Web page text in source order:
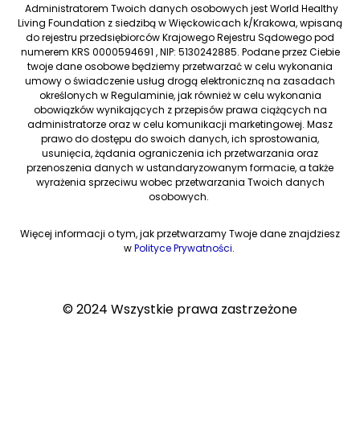
Administratorem Twoich danych osobowych jest World Healthy
Living Foundation z siedzibą w Więckowicach k/Krakowa, wpisaną
do rejestru przedsiębiorców Krajowego Rejestru Sądowego pod
numerem KRS 0000594691 , NIP: 5130242885. Podane przez Ciebie
twoje dane osobowe będziemy przetwarzać w celu wykonania
umowy o świadczenie usług drogą elektroniczną na zasadach
określonych w Regulaminie, jak również w celu wykonania
obowiązków wynikających z przepisów prawa ciążących na
administratorze oraz w celu komunikacji marketingowej. Masz
prawo do dostępu do swoich danych, ich sprostowania,
usunięcia, żądania ograniczenia ich przetwarzania oraz
przenoszenia danych w ustandaryzowanym formacie, a także
wyrażenia sprzeciwu wobec przetwarzania Twoich danych
osobowych.
Więcej informacji o tym, jak przetwarzamy Twoje dane znajdziesz
wPolityce Prywatności.
© 2024 Wszystkie prawa zastrzeżone